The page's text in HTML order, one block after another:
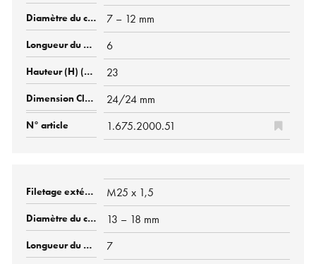
7 – 12 mm
6
23
24/24 mm
1.675.2000.51
M25 x 1,5
13 – 18 mm
7